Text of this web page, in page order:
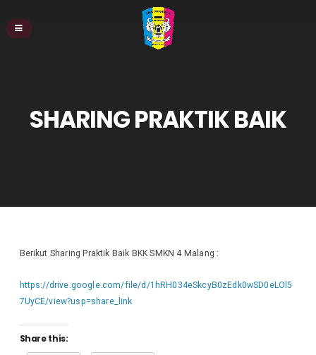
SHARING PRAKTIK BAIK
Berikut Sharing Praktik Baik BKK SMKN 4 Malang :
https://drive.google.com/file/d/1hRH034eSkcyB0zEdk0wSD0eLOl5
7UyCE/view?usp=share_link
Share this: